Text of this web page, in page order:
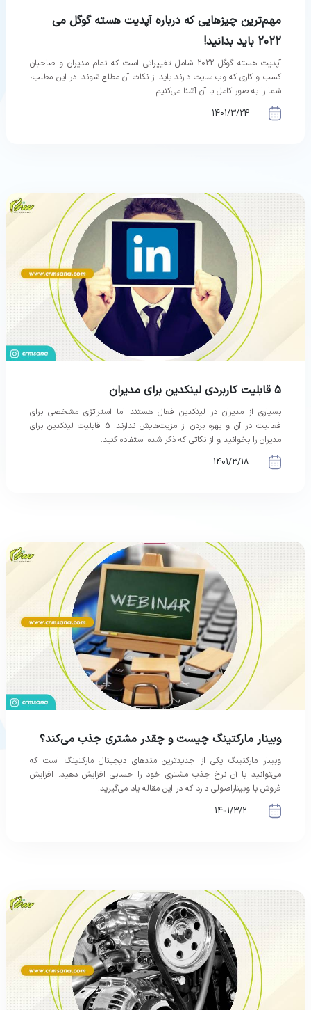
مهم‌ترین چیزهایی که درباره آپدیت هسته گوگل می
2022 باید بدانید!
آپدیت هسته گوگل 2022 شامل تغییراتی است که تمام مدیران و صاحبان
کسب و کاری که وب سایت دارند باید از نکات آن مطلع شوند. در این مطلب،
شما را به صور کامل با آن آشنا می‌کنیم.
1401/3/24
5 قابلیت کاربردی لینکدین برای مدیران
بسیاری از مدیران در لینکدین فعال هستند اما استراتژی مشخصی برای
فعالیت در آن و بهره بردن از مزیت‌هایش ندارند. 5 قابلیت لینکدین برای
مدیران را بخوانید و از نکاتی که ذکر شده استفاده کنید.
1401/3/18
وبینار مارکتینگ چیست و چقدر مشتری جذب می‌کند؟
وبینار مارکتینگ یکی از جدیدترین متدهای دیجیتال مارکتینگ است که
می‌توانید با آن نرخ جذب مشتری خود را حسابی افزایش دهید. افزایش
فروش با وبیناراصولی دارد که در این مقاله یاد می‌گیرید.
1401/3/2